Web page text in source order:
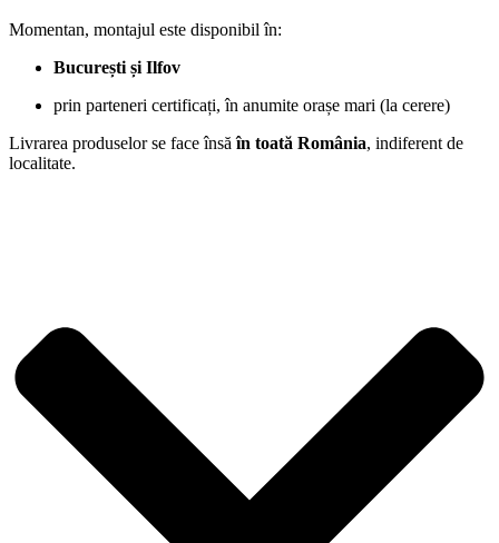
Momentan, montajul este disponibil în:
București și Ilfov
prin parteneri certificați, în anumite orașe mari (la cerere)
Livrarea produselor se face însăîn toată România, indiferent de
localitate.